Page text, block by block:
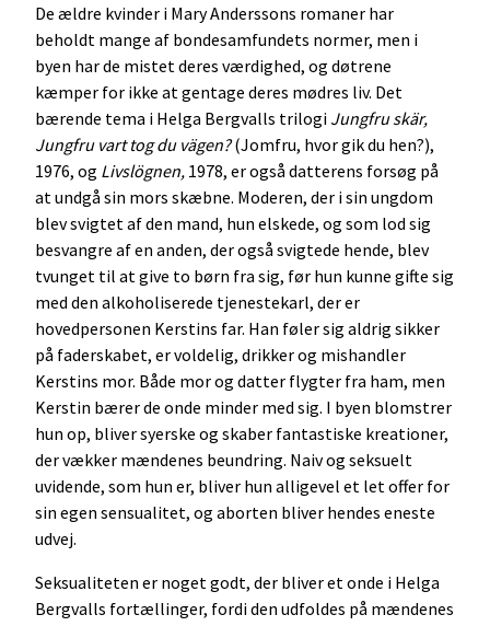
De ældre kvinder i Mary Anderssons romaner har
beholdt mange af bondesamfundets normer, men i
byen har de mistet deres værdighed, og døtrene
kæmper for ikke at gentage deres mødres liv. Det
bærende tema i Helga Bergvalls trilogi Jungfru skär,
Jungfru vart tog du vägen?(Jomfru, hvor gik du hen?),
1976, og Livslögnen, 1978, er også datterens forsøg på
at undgå sin mors skæbne. Moderen, der i sin ungdom
blev svigtet af den mand, hun elskede, og som lod sig
besvangre af en anden, der også svigtede hende, blev
tvunget til at give to børn fra sig, før hun kunne gifte sig
med den alkoholiserede tjenestekarl, der er
hovedpersonen Kerstins far. Han føler sig aldrig sikker
på faderskabet, er voldelig, drikker og mishandler
Kerstins mor. Både mor og datter flygter fra ham, men
Kerstin bærer de onde minder med sig. I byen blomstrer
hun op, bliver syerske og skaber fantastiske kreationer,
der vækker mændenes beundring. Naiv og seksuelt
uvidende, som hun er, bliver hun alligevel et let offer for
sin egen sensualitet, og aborten bliver hendes eneste
udvej.
Seksualiteten er noget godt, der bliver et onde i Helga
Bergvalls fortællinger, fordi den udfoldes på mændenes